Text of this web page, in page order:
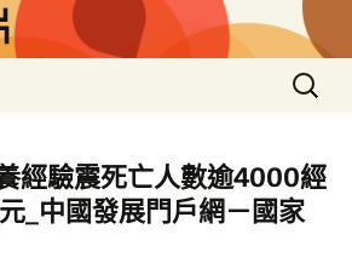
搜
尋
鍵
字:
經驗震死亡人數逾4000經
_中國發展門戶網－國家